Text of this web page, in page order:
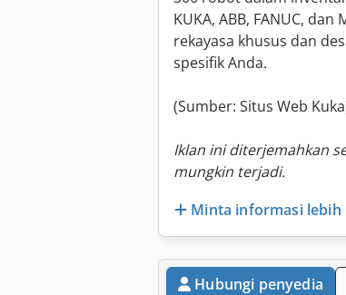
KUKA, ABB, FANUC,
rekayasa khusus dan
spesifik Anda.
(Sumber: Situs Web
Iklan ini diterjemahkan
mungkin terjadi.
Minta informasi lebih
Hubungi penyedia